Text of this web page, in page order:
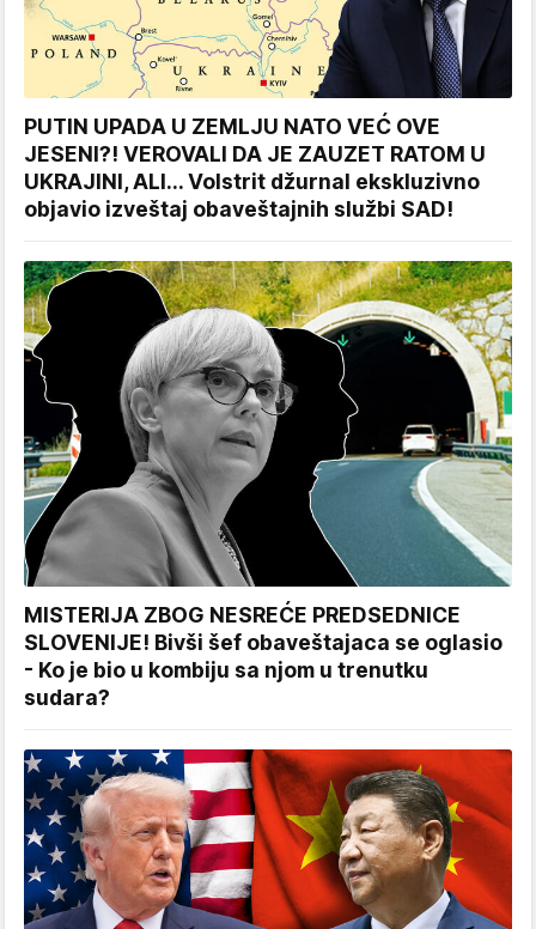
PUTIN UPADA U ZEMLJU NATO VEĆ OVE
JESENI?! VEROVALI DA JE ZAUZET RATOM U
UKRAJINI, ALI... Volstrit džurnal ekskluzivno
objavio izveštaj obaveštajnih službi SAD!
MISTERIJA ZBOG NESREĆE PREDSEDNICE
SLOVENIJE! Bivši šef obaveštajaca se oglasio
- Ko je bio u kombiju sa njom u trenutku
sudara?